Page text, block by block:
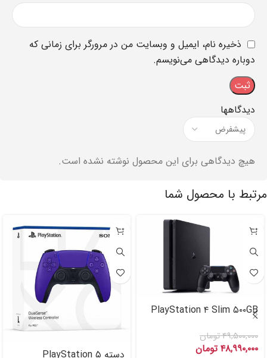
دیدگاهها
هیچ دیدگاهی برای این محصول نوشته نشده است.
ذخیره نام، ایمیل و وبسایت من در مرورگر برای زمانی که
دوباره دیدگاهی می‌نویسم.
مرتبط با محصول شما
-۱%
PlayStation ۴ Slim ۵۰۰GB
(کارکرده)
۴۹,۵۰۰,۰۰۰تومان
۴۸,۹۹۰,۰۰۰ تومان
دسته PlayStation ۵